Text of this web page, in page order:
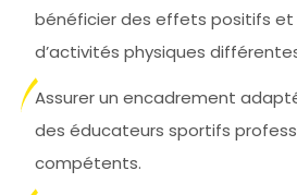
bénéficier des effets positifs
d’activités physiques
Assurer un encadrement
des éducateurs sportifs
compétents.